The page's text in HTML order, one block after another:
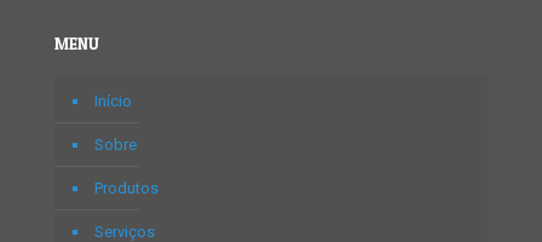
MENU
Início
Sobre
Produtos
Serviços